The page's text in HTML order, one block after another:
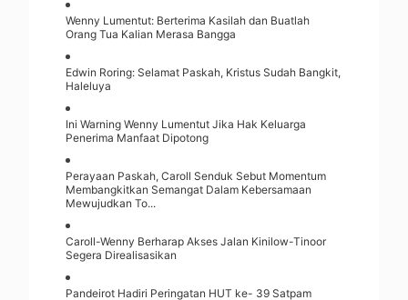
Wenny Lumentut: Berterima Kasilah dan Buatlah
Orang Tua Kalian Merasa Bangga
Edwin Roring: Selamat Paskah, Kristus Sudah Bangkit,
Haleluya
Ini Warning Wenny Lumentut Jika Hak Keluarga
Penerima Manfaat Dipotong
Perayaan Paskah, Caroll Senduk Sebut Momentum
Membangkitkan Semangat Dalam Kebersamaan
Mewujudkan To...
Caroll-Wenny Berharap Akses Jalan Kinilow-Tinoor
Segera Direalisasikan
Pandeirot Hadiri Peringatan HUT ke- 39 Satpam